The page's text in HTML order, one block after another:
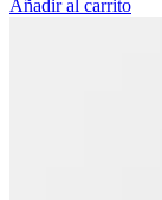
Añadir al carrito